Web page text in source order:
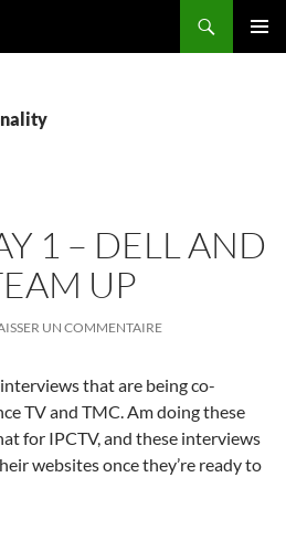
1 – DELL AND
UP
UN COMMENTAIRE
that are being co-
TV and TMC. Am doing these
for IPCTV, and these interviews
websites once they’re ready to